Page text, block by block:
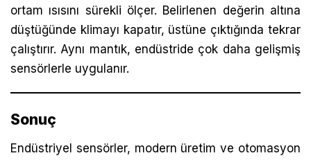
ortam ısısını sürekli ölçer. Belirlenen değerin altına
düştüğünde klimayı kapatır, üstüne çıktığında tekrar
çalıştırır. Aynı mantık, endüstride çok daha gelişmiş
sensörlerle uygulanır.
Sonuç
Endüstriyel sensörler, modern üretim ve otomasyon